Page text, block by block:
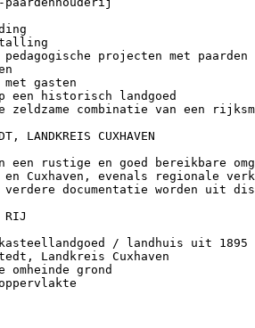
projecten met paarden
gasten
een historisch landgoed
combinatie van een
LANDKREIS CUXHAVEN
rustige en goed bereikbare
en Cuxhaven, evenals
verdere documentatie worden uit
RIJ
kasteellandgoed / landhuis uit 1895
Landkreis Cuxhaven
grond